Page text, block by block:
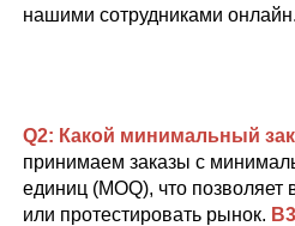
нашими сотрудниками онлайн.
Q2: Какой минимальный
принимаем заказы с
единиц (MOQ), что позволяет
или протестировать рынок.